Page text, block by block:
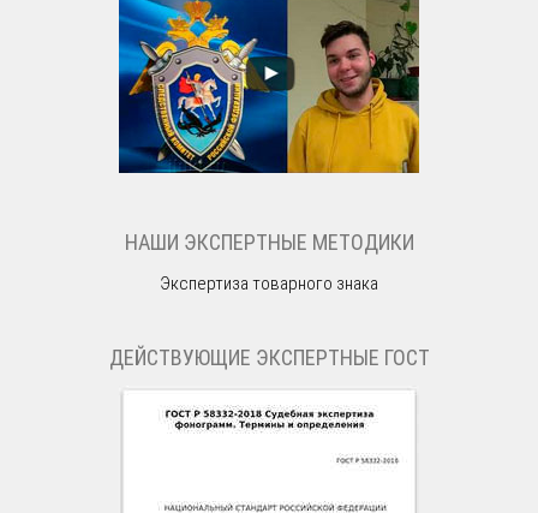
НАШИ ЭКСПЕРТНЫЕ МЕТОДИКИ
Экспертиза товарного знака
ДЕЙСТВУЮЩИЕ ЭКСПЕРТНЫЕ ГОСТ